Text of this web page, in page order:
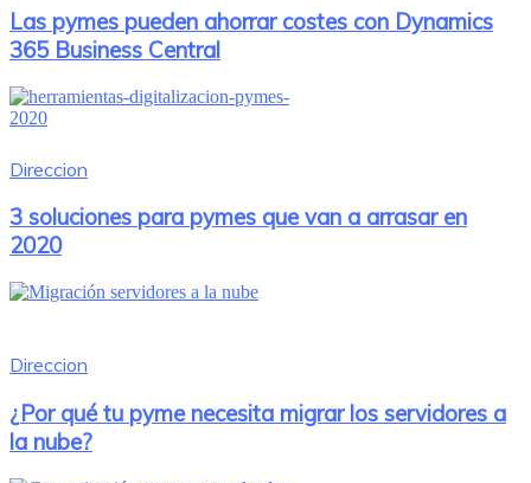
Las pymes pueden ahorrar costes con Dynamics
365 Business Central
Direccion
3 soluciones para pymes que van a arrasar en
2020
Direccion
¿Por qué tu pyme necesita migrar los servidores a
la nube?